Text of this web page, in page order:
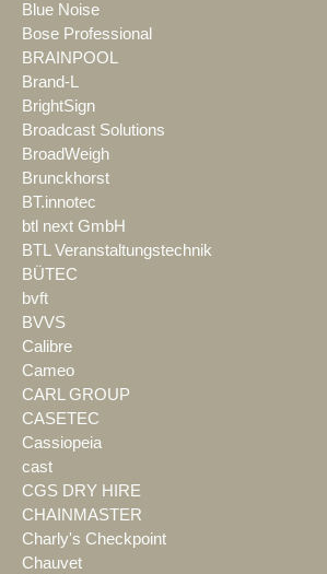
Blue Noise
Bose Professional
BRAINPOOL
Brand-L
BrightSign
Broadcast Solutions
BroadWeigh
Brunckhorst
BT.innotec
btl next GmbH
BTL Veranstaltungstechnik
BÜTEC
bvft
BVVS
Calibre
Cameo
CARL GROUP
CASETEC
Cassiopeia
cast
CGS DRY HIRE
CHAINMASTER
Charly's Checkpoint
Chauvet